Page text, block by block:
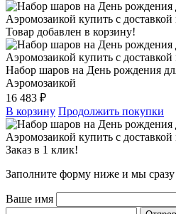
Товар добавлен в корзину!
Набор шаров на День рождения
Аэромозаикой
16 483 ₽
В корзину Продолжить покупки
Заказ в 1 клик!
Заполните форму ниже и мы
Ваше имя